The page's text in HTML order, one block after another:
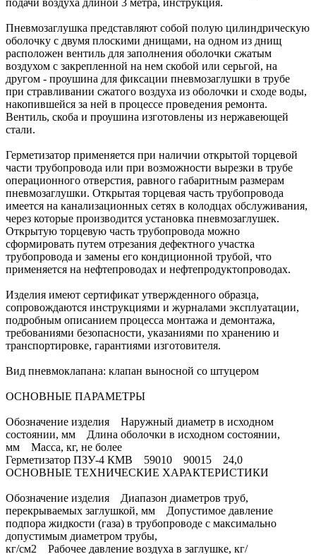
подачи воздуха длиной 3 метра, инструкция.
Пневмозаглушка представляют собой полую цилиндрическую
оболочку с двумя плоскими днищами, на одном из днищ
расположен вентиль для заполнения оболочки сжатым
воздухом с закрепленной на нем скобой или серьгой, на
другом - проушина для фиксации пневмозаглушки в трубе
при стравливании сжатого воздуха из оболочки и сходе воды,
накопившейся за ней в процессе проведения ремонта.
Вентиль, скоба и проушина изготовлены из нержавеющей
стали.
Герметизатор применяется при наличии открытой торцевой
части трубопровода или при возможности вырезки в трубе
операционного отверстия, равного габаритным размерам
пневмозаглушки. Открытая торцевая часть трубопровода
имеется на канализационных сетях в колодцах обслуживания,
через которые производится установка пневмозаглушек.
Открытую торцевую часть трубопровода можно
сформировать путем отрезания дефектного участка
трубопровода и замены его кондиционной трубой, что
применяется на нефтепроводах и нефтепродуктопроводах.
Изделия имеют сертификат утвержденного образца,
сопровождаются инструкциями и журналами эксплуатации,
подробным описанием процесса монтажа и демонтажа,
требованиями безопасности, указаниями по хранению и
транспортировке, гарантиями изготовителя.
Вид пневмоклапана: клапан выносной со штуцером
ОСНОВНЫЕ ПАРАМЕТРЫ
Обозначение изделия Наружный диаметр в исходном
состоянии, мм Длина оболочки в исходном состоянии,
мм Масса, кг, не более
Герметизатор ПЗУ-4 КМВ 59010 90015 24,0
ОСНОВНЫЕ ТЕХНИЧЕСКИЕ ХАРАКТЕРИСТИКИ
Обозначение изделия Диапазон диаметров труб,
перекрываемых заглушкой, мм Допустимое давление
подпора жидкости (газа) в трубопроводе с максимально
допустимым диаметром трубы,
кг/см2 Рабочее давление воздуха в заглушке, кг/